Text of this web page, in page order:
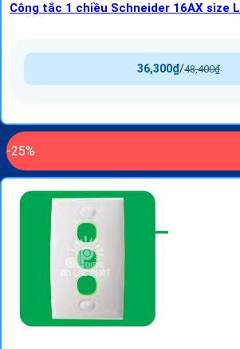
Công tắc 1 chiều Schneider 16AX size L
48,400₫
/
36,300₫
-25%